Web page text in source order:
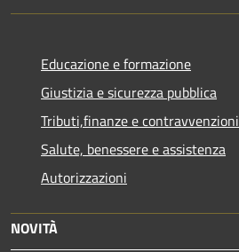
Educazione e formazione
Giustizia e sicurezza pubblica
Tributi,finanze e contravvenzioni
Salute, benessere e assistenza
Autorizzazioni
NOVITÀ